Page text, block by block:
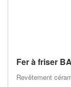
Fer à friser
Revêtement